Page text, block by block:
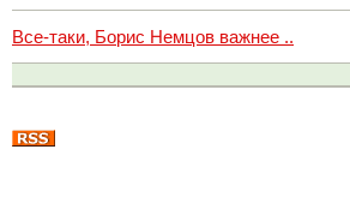
Все-таки, Борис Немцов важнее ..